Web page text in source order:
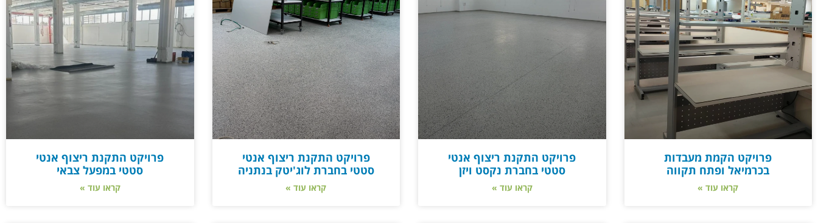
פרויקט הקמת מעבדות
בכרמיאל ופתח תקווה
קראו עוד »
פרויקט התקנת ריצוף אנטי
סטטי בחברת נקסט ויזן
קראו עוד »
פרויקט התקנת ריצוף אנטי
סטטי בחברת לוג'יטק בנתניה
קראו עוד »
פרויקט התקנת ריצוף אנטי
סטטי במפעל צבאי
קראו עוד »